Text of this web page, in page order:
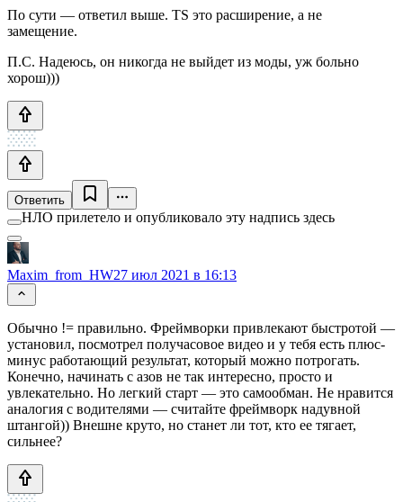
По сути — ответил выше. TS это расширение, а не
замещение.
П.С. Надеюсь, он никогда не выйдет из моды, уж больно
хорош)))
Ответить
НЛО прилетело и опубликовало эту надпись здесь
Maxim_from_HW27 июл 2021 в 16:13
Обычно != правильно. Фреймворки привлекают быстротой —
установил, посмотрел получасовое видео и у тебя есть плюс-
минус работающий результат, который можно потрогать.
Конечно, начинать с азов не так интересно, просто и
увлекательно. Но легкий старт — это самообман. Не нравится
аналогия с водителями — считайте фреймворк надувной
штангой)) Внешне круто, но станет ли тот, кто ее тягает,
сильнее?